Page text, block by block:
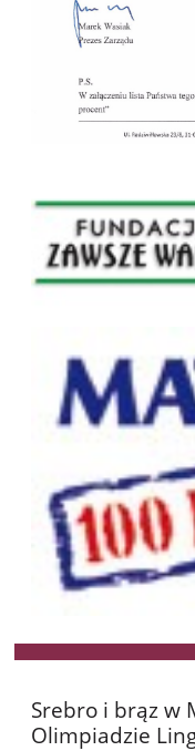
Srebro i brąz w
Olimpiadzie